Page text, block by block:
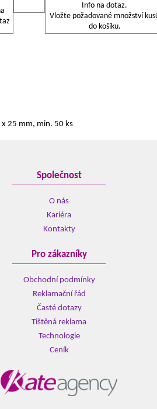
Info na dotaz.
Vložte požadované množství
do košíku.
x 25 mm, min. 50 ks
Společnost
O nás
Kariéra
Kontakty
Pro zákazníky
Obchodní podmínky
Reklamační řád
Časté dotazy
Tištěná reklama
Technologie
Ceník